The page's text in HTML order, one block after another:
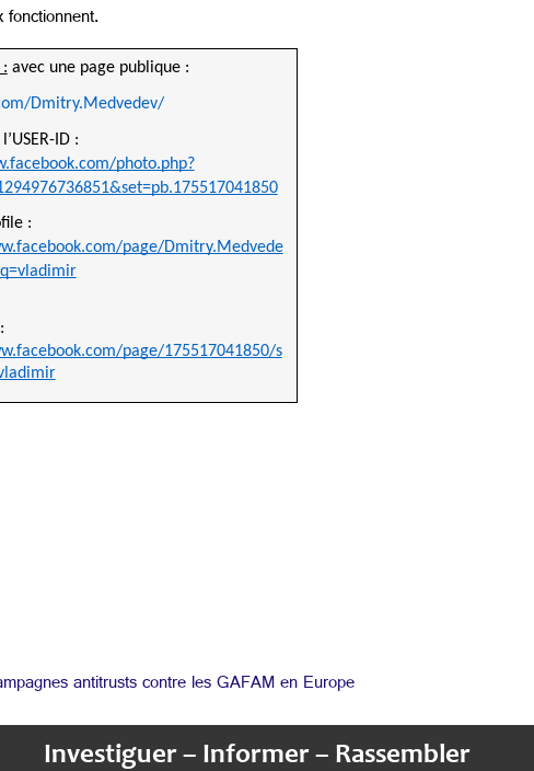
avec une page publique :
Dmitry.Medvedev/
ID :
photo.php?
:
page/Dmitry.Medvede
page/175517041850/s
antitrusts contre les GAFAM en Europe
Investiguer – Informer – Rassembler